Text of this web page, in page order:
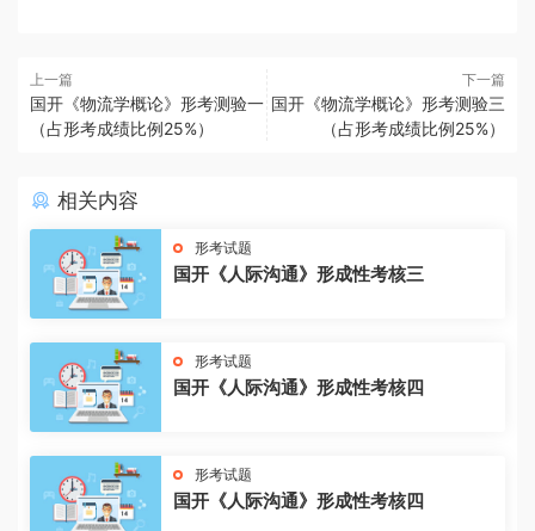
上一篇
国开《物流学概论》形考测验一
（占形考成绩比例25%）
下一篇
国开《物流学概论》形考测验三
（占形考成绩比例25%）
相关内容
形考试题
国开《人际沟通》形成性考核三
形考试题
国开《人际沟通》形成性考核四
形考试题
国开《人际沟通》形成性考核四